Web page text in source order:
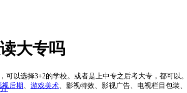
大专吗
可以选择3+2的学校。或者是上中专之后考大专，都可以
视后期 游戏美术 、影视特效、影视广告、电视栏目包装